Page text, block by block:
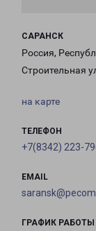
САРАНСК
Россия,
Строительная
на карте
ТЕЛЕФОН
+7(8342) 223-
EMAIL
ГРАФИК РАБОТЫ